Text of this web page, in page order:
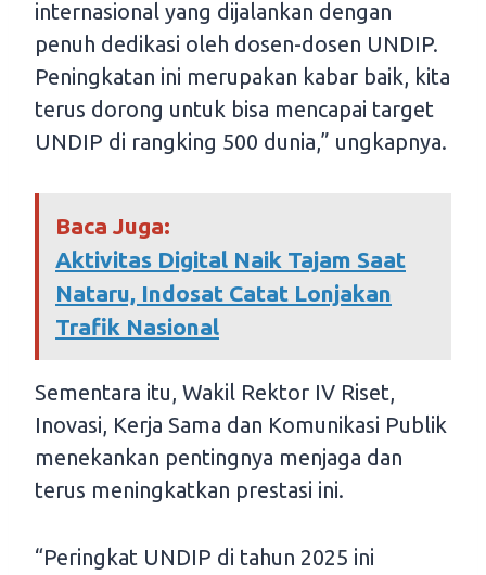
internasional yang dijalankan dengan
penuh dedikasi oleh dosen-dosen UNDIP.
Peningkatan ini merupakan kabar baik, kita
terus dorong untuk bisa mencapai target
UNDIP di rangking 500 dunia,” ungkapnya.
Baca Juga:
Aktivitas Digital Naik Tajam Saat
Nataru, Indosat Catat Lonjakan
Trafik Nasional
Sementara itu, Wakil Rektor IV Riset,
Inovasi, Kerja Sama dan Komunikasi Publik
menekankan pentingnya menjaga dan
terus meningkatkan prestasi ini.
“Peringkat UNDIP di tahun 2025 ini